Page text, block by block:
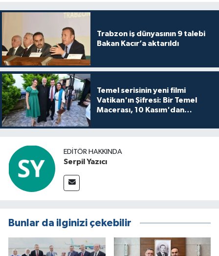
Trabzon iş dünyasının 9 talebi
Bakan Kacır’a aktarıldı
Temel serisinin yeni filmi
Vatikan'ın Şifresi: Bir Temel
Macerası, 10 Kasım'dan
buluşuyo
EDITÖR HAKKINDA
Serpil Yazıcı
Bunlar da ilginizi çekebilir